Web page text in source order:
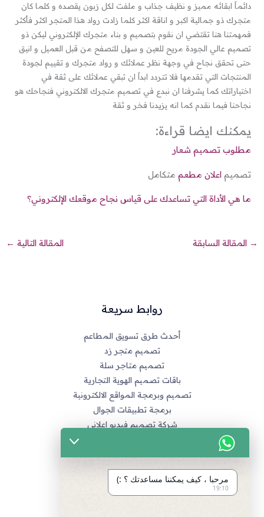
دائماً ابقائه مميز و نظيف جذاب و ملفت لكل زبون يقصده و كلما كان
متجرك ذو جمالية اكبر و اناقة اكثر كلما زادت رواد هذا المتجر اكثر فأكثر
فمهمتنا هنا تقتضي ان نقوم بتصميم و بناء متجرك الإلكتروني ليكن ذو
تصميم عالي الجودة مريح للعين و سهل للتصفح من قبل العميل و انيق
حتى تحقق نجاح في وجهة نظر عملائك و رواد متجرك و تقييم لجودة
المنتجات التي تقدمها فلا تتردد ابداً ان تبقي عملائك على ثقة في
اختياراتك كما يشرفنا ان نبدع في تصميم متجرك الالكتروني فنجاحك هو
نجاحنا فيما نقدم كما انه يزيدنا فخر و ثقة
يمكنك ايضا قراءة:
مطلوب تصميم شعار
تصميماعلان مطعم متكامل
ما هي الأداة التي تساعدك على قياس نجاح موقعك الإلكتروني؟
→ المقالة السابقة المقالة التالية ←
روابط سريعة
أحدث طرق تسويق المطاعم
تصميم متجر زد
تصميم متاجر سلة
باقات تصميم الهوية التجارية
تصميم وبرمجة المواقع الالكترونية
برمجة تطبيقات الجوال
شركة تصميم فيديو اعلاني
التسويق الالكتروني
تصميم متاجر زد و متاجر سله
مرحبا ، كيف يمكننا مساعدتك ؟ :)
19:10